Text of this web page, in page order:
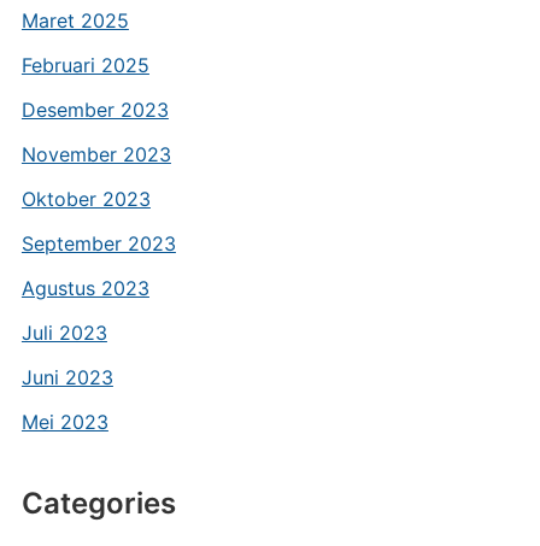
Maret 2025
Februari 2025
Desember 2023
November 2023
Oktober 2023
September 2023
Agustus 2023
Juli 2023
Juni 2023
Mei 2023
Categories